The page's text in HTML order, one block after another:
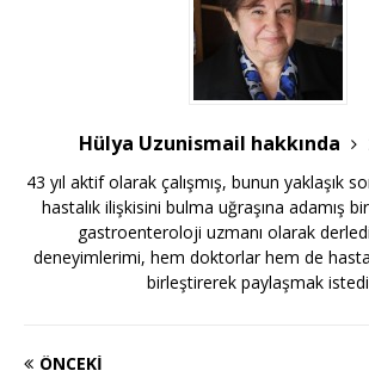
Hülya Uzunismail hakkında
43 yıl aktif olarak çalışmış, bunun yaklaşık
hastalık ilişkisini bulma uğraşına adamış
gastroenteroloji uzmanı olarak
deneyimlerimi, hem doktorlar hem de
birleştirerek paylaşmak
ÖNCEKI